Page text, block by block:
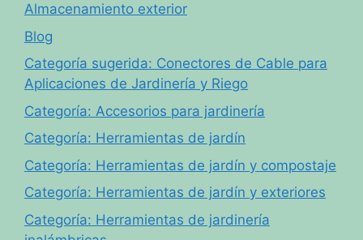
Almacenamiento exterior
Blog
Categoría sugerida: Conectores de Cable para
Aplicaciones de Jardinería y Riego
Categoría: Accesorios para jardinería
Categoría: Herramientas de jardín
Categoría: Herramientas de jardín y compostaje
Categoría: Herramientas de jardín y exteriores
Categoría: Herramientas de jardinería